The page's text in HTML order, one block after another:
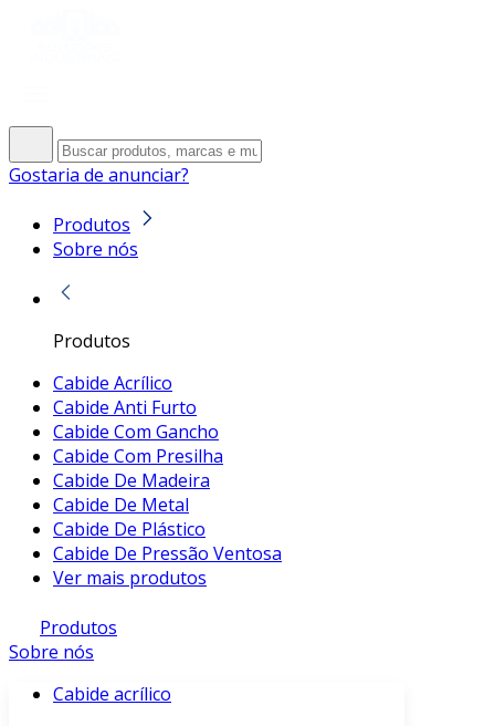
Gostaria de anunciar?
Produtos
Sobre nós
Produtos
Cabide Acrílico
Cabide Anti Furto
Cabide Com Gancho
Cabide Com Presilha
Cabide De Madeira
Cabide De Metal
Cabide De Plástico
Cabide De Pressão Ventosa
Ver mais produtos
Produtos
Sobre nós
Cabide acrílico